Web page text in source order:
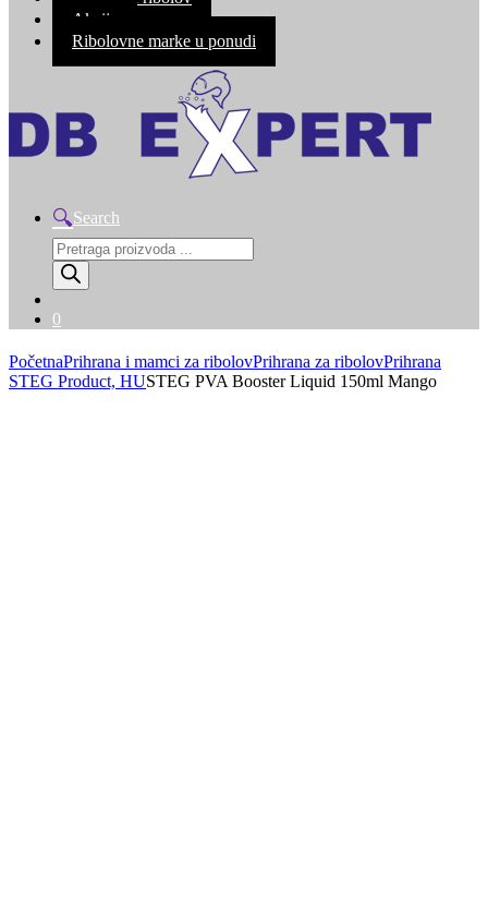
Akcija
Ribolovne marke u ponudi
Search
Products
search
0
PočetnaPrihrana i mamci za ribolovPrihrana za ribolovPrihrana
STEG Product, HUSTEG PVA Booster Liquid 150ml Mango